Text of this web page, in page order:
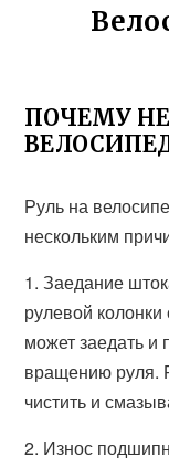
ПОЧЕМУ
Руль на
нескольким
1. Заедание
рулевой
может заедать и
вращению руля.
чистить и
2. Износ